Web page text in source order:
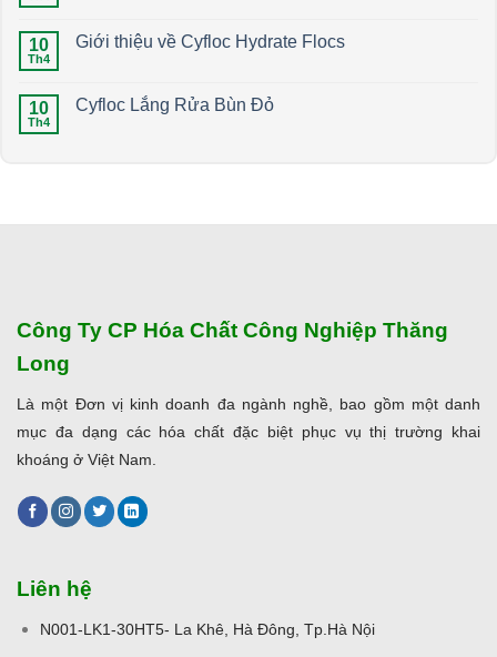
10
Th4
Giới thiệu về Cyfloc Hydrate Flocs
10
Th4
Cyfloc Lắng Rửa Bùn Đỏ
Công Ty CP Hóa Chất Công Nghiệp Thăng
Long
Là một Đơn vị kinh doanh đa ngành nghề, bao gồm một danh
mục đa dạng các hóa chất đặc biệt phục vụ thị trường khai
khoáng ở Việt Nam.
Liên hệ
N001-LK1-30HT5- La Khê, Hà Đông, Tp.Hà Nội